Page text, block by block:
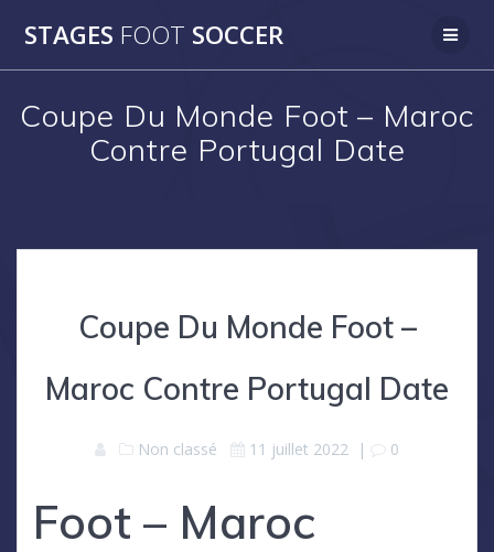
to
STAGES FOOT SOCCER
Coupe Du Monde Foot – Maroc
Contre Portugal Date
Coupe Du Monde Foot –
Maroc Contre Portugal Date
Non classé 11 juillet 2022 | 0
Foot – Maroc